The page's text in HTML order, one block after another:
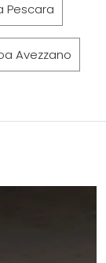
Pescara
Avezzano